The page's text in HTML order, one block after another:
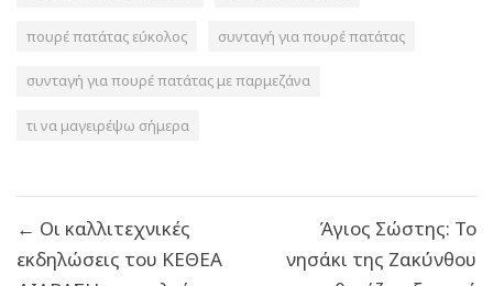
πουρέ πατάτας εύκολος συνταγή για πουρέ πατάτας
συνταγή για πουρέ πατάτας με παρμεζάνα
τι να μαγειρέψω σήμερα
άρθρων
← Oι καλλιτεχνικές
εκδηλώσεις του ΚΕΘΕΑ
Άγιος Σώστης: Το
νησάκι της Ζακύνθου